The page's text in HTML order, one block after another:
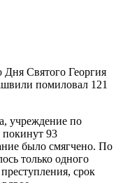
Святого Георгия
помиловал 121
учреждение по
93
было смягчено. По
только одного
срок